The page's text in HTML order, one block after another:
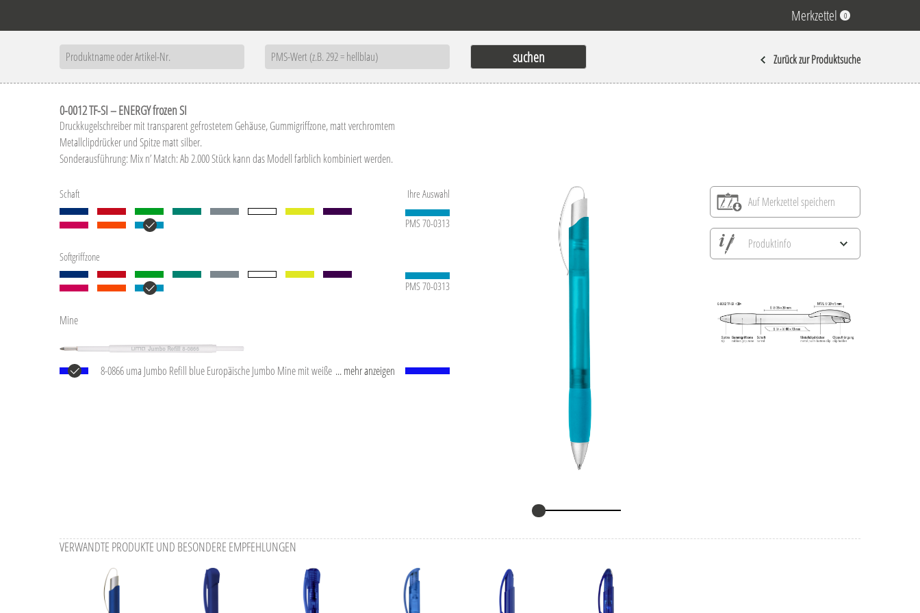
Merkzettel 0
Zurück zur Produktsuche
0-0012 TF-SI – ENERGY frozen SI
Druckkugelschreiber mit transparent gefrostetem Gehäuse, Gummigriffzone, matt verchromtem
Metallclipdrücker und Spitze matt silber.
Sonderausführung: Mix n’ Match: Ab 2.000 Stück kann das Modell farblich kombiniert werden.
Ihre Auswahl
Schaft
PMS 70-0313
Softgriffzone
PMS 70-0313
Mine
8-0866 uma Jumbo Refill blue Europäische Jumbo Mine mit weißem Kunststoffrohr,
... mehr anzeigen
Auf Merkzettel speichern
Produktinfo
Information Druckposition
VERWANDTE PRODUKTE UND BESONDERE EMPFEHLUNGEN